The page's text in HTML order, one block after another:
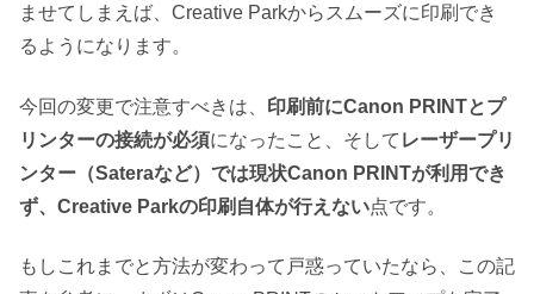
ませてしまえば、Creative Parkからスムーズに印刷でき
るようになります。
今回の変更で注意すべきは、
印刷前にCanon PRINTとプ
リンターの接続が必須になったこと、そして レーザープリ
ンター（Sateraなど）では現状Canon PRINTが利用でき
ず、Creative Parkの印刷自体が行えない点です。
もしこれまでと方法が変わって戸惑っていたなら、この記